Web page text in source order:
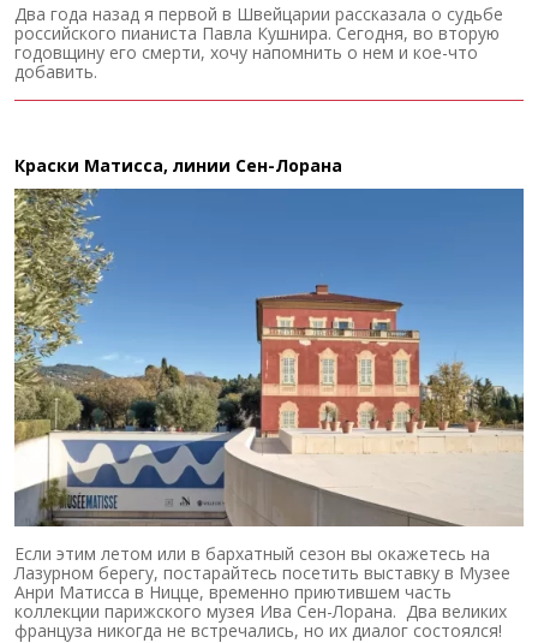
Два года назад я первой в Швейцарии рассказала о судьбе
российского пианиста Павла Кушнира. Сегодня, во вторую
годовщину его смерти, хочу напомнить о нем и кое-что
добавить.
Краски Матисса, линии Сен-Лорана
Если этим летом или в бархатный сезон вы окажетесь на
Лазурном берегу, постарайтесь посетить выставку в Музее
Анри Матисса в Ницце, временно приютившем часть
коллекции парижского музея Ива Сен-Лорана. Два великих
француза никогда не встречались, но их диалог состоялся!